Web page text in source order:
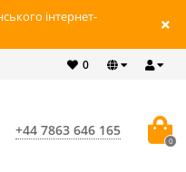
інтернет-
0
+44 7863 646 165
0